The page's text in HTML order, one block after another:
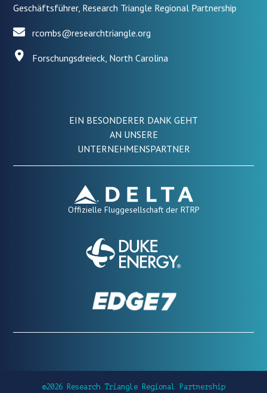
Geschäftsführer, Research Triangle Regional Partnership
rcombs@researchtriangle.org
Forschungsdreieck, North Carolina
EIN BESONDERER DANK GEHT
AN UNSERE
UNTERNEHMENSPARTNER
Offizielle Fluggesellschaft der RTRP
©2026 Research Triangle Regional Partnership